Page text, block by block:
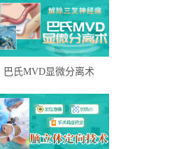
巴氏MVD显微分离术